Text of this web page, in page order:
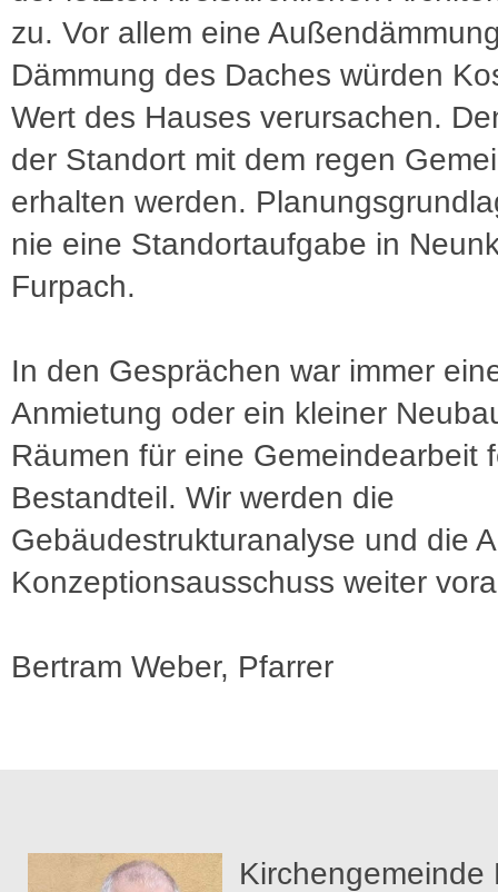
zu. Vor allem eine
Dämmung des Daches würden
Wert des Hauses verursachen.
der Standort mit dem regen
erhalten werden.
nie eine Standortaufgabe in
Furpach.
In den Gesprächen war immer
Anmietung oder ein kleiner
Räumen für eine Gemeindearbeit
Bestandteil. Wir werden die
Gebäudestrukturanalyse und die
Konzeptionsausschuss weiter
Bertram Weber, Pfarrer
Kirchengemeinde